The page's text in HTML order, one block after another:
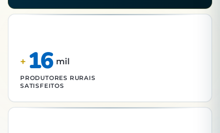
+ 16 mil
PRODUTORES RURAIS
SATISFEITOS